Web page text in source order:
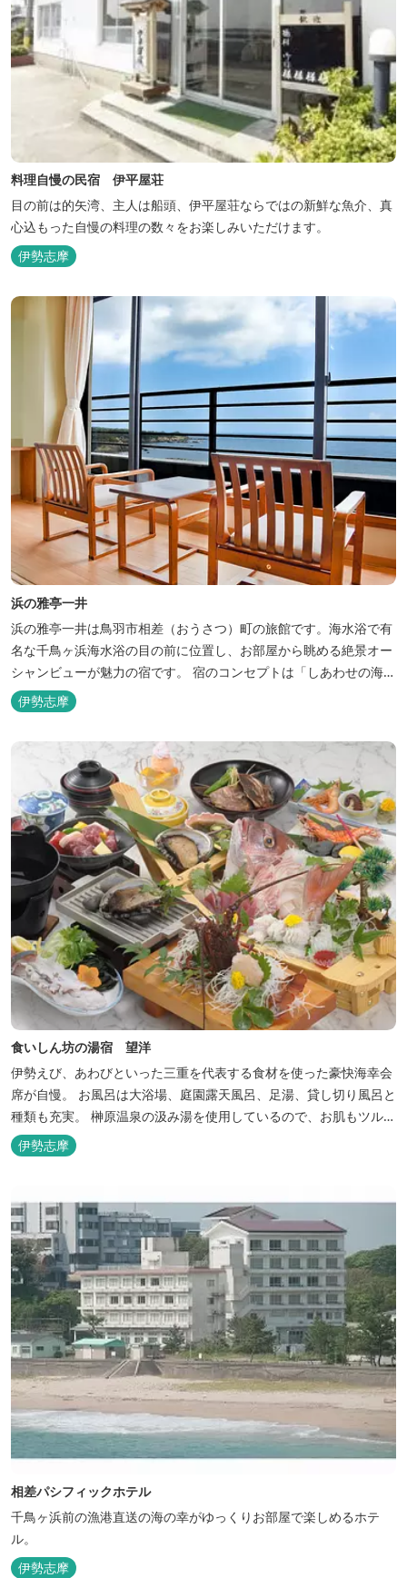
料理自慢の民宿 伊平屋荘
目の前は的矢湾、主人は船頭、伊平屋荘ならではの新鮮な魚介、真
心込もった自慢の料理の数々をお楽しみいただけます。
伊勢志摩
浜の雅亭一井
浜の雅亭一井は鳥羽市相差（おうさつ）町の旅館です。海水浴で有
名な千鳥ヶ浜海水浴の目の前に位置し、お部屋から眺める絶景オー
シャンビューが魅力の宿です。 宿のコンセプトは「しあわせの海
へ、ようきたなあ」。鳥羽市の南端「相差(おうさつ)」は太平洋に
面したみなと町。相差の海は、おいしい海産物、海女さん、美しい
れた「しあわせの海」です。...
伊勢志摩
食いしん坊の湯宿 望洋
伊勢えび、あわびといった三重を代表する食材を使った豪快海幸会
席が自慢。 お風呂は大浴場、庭園露天風呂、足湯、貸し切り風呂と
種類も充実。 榊原温泉の汲み湯を使用しているので、お肌もツルツ
ルに。
伊勢志摩
相差パシフィックホテル
千鳥ヶ浜前の漁港直送の海の幸がゆっくりお部屋で楽しめるホテ
ル。
伊勢志摩